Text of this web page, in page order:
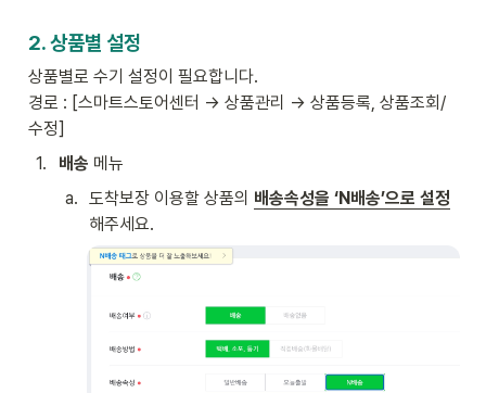
2. 상품별 설정
상품별로 수기 설정이 필요합니다.
경로 : [스마트스토어센터 → 상품관리 → 상품등록, 상품조회/
수정]
1. 배송 메뉴
a. 도착보장 이용할 상품의 배송속성을 ‘N배송’으로 설정
해주세요.